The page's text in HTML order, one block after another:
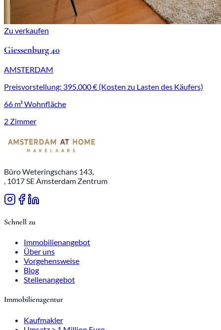
Zu verkaufen
Giessenburg 40
AMSTERDAM
Preisvorstellung: 395.000 € (Kosten zu Lasten des Käufers)
66 m² Wohnfläche
2 Zimmer
Büro Weteringschans 143,
, 1017 SE Amsterdam Zentrum
Schnell zu
Immobilienangebot
Über uns
Vorgehensweise
Blog
Stellenangebot
Immobilienagentur
Kaufmakler